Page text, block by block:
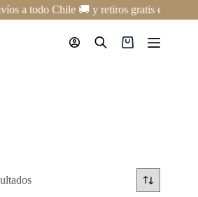
a todo Chile 🚚 y retiros gratis en
Carro